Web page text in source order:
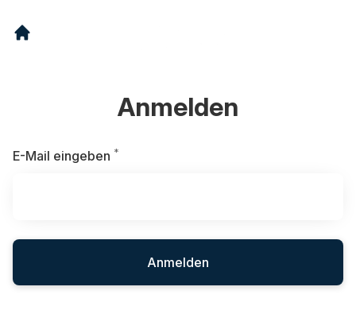
Anmelden
E-Mail eingeben *
Anmelden